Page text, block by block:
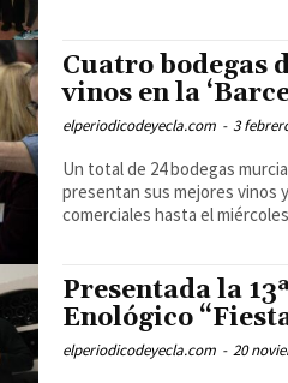
Cuatro bodegas
vinos en la
elperiodicodeyecla.com - 3
Un total de 24 bodegas
presentan sus mejores vinos
comerciales hasta el
Presentada la
Enológico
elperiodicodeyecla.com - 20